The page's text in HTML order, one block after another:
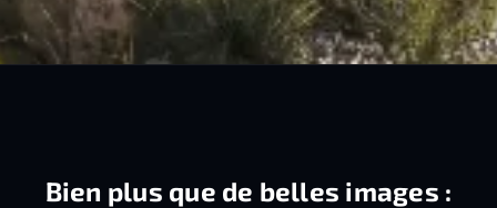
Bien plus que de belles images :